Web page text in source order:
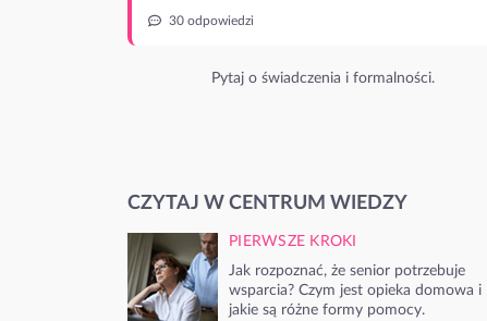
30 odpowiedzi
Pytaj o świadczenia i formalności.
CZYTAJ W CENTRUM WIEDZY
PIERWSZE KROKI
Jak rozpoznać, że senior potrzebuje
wsparcia? Czym jest opieka domowa i
jakie są różne formy pomocy.